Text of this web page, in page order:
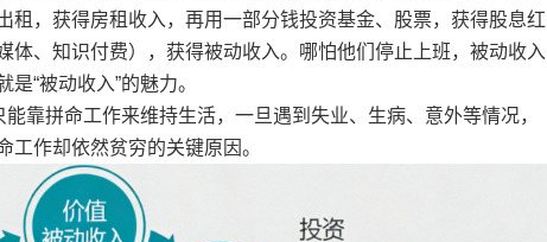
租，获得房租收入，再用一部分钱投资基金、股票，获得股息红
体、知识付费），获得被动收入。哪怕他们停止上班，被动收入
“被动收入”的魅力。
靠拼命工作来维持生活，一旦遇到失业、生病、意外等情况，
作却依然贫穷的关键原因。